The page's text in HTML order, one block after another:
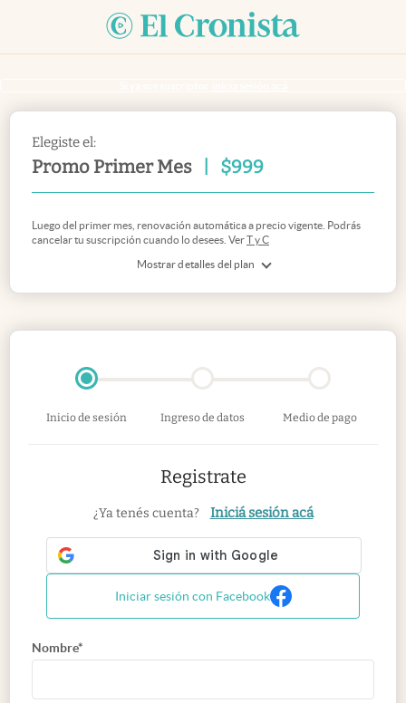
Elegiste el:
Promo Primer Mes $999
Mostrar detalles del plan
Luego del primer mes, renovación automática a precio vigente. Podrás
cancelar tu suscripción cuando lo desees. VerT y C
Inicio de sesión Ingreso de datos Medio de pago
Registrate
¿Ya tenés cuenta? Iniciá sesión acá
Iniciar sesión con Facebook
Nombre*